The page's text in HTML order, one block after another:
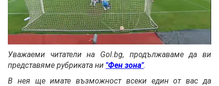
:
35.65%
Уважаеми читатели на Gol.bg, продължаваме да ви
представяме рубриката ни "Фен зона".
В нея ще имате възможност всеки един от вас да